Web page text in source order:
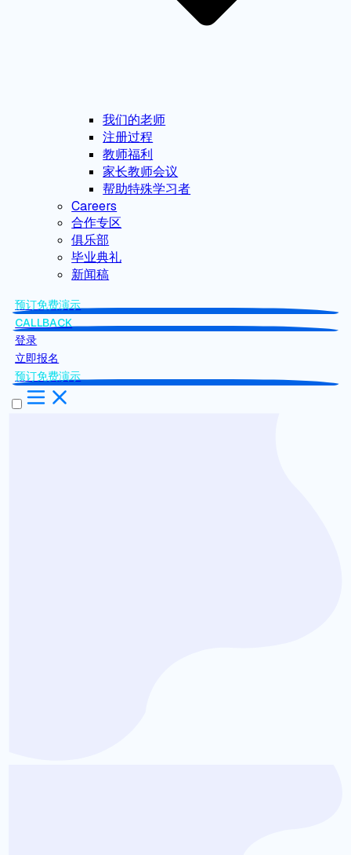
我们的老师
注册过程
教师福利
家长教师会议
帮助特殊学习者
Careers
合作专区
俱乐部
毕业典礼
新闻稿
预订免费演示
CALLBACK
登录
立即报名
预订免费演示